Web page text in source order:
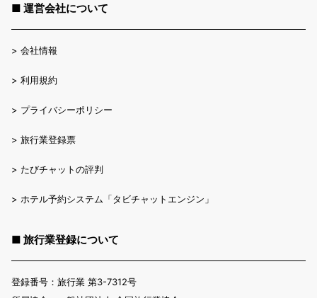
■ 運営会社について
> 会社情報
> 利用規約
> プライバシーポリシー
> 旅行業登録票
> たびチャットの評判
> ホテル予約システム「タビチャットエンジン」
■ 旅行業登録について
登録番号：旅行業 第3-7312号